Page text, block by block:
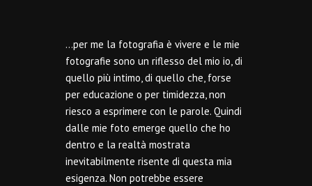
…per me la fotografia è vivere e le mie
fotografie sono un riflesso del mio io, di
quello più intimo, di quello che, forse
per educazione o per timidezza, non
riesco a esprimere con le parole. Quindi
dalle mie foto emerge quello che ho
dentro e la realtà mostrata
inevitabilmente risente di questa mia
esigenza. Non potrebbe essere